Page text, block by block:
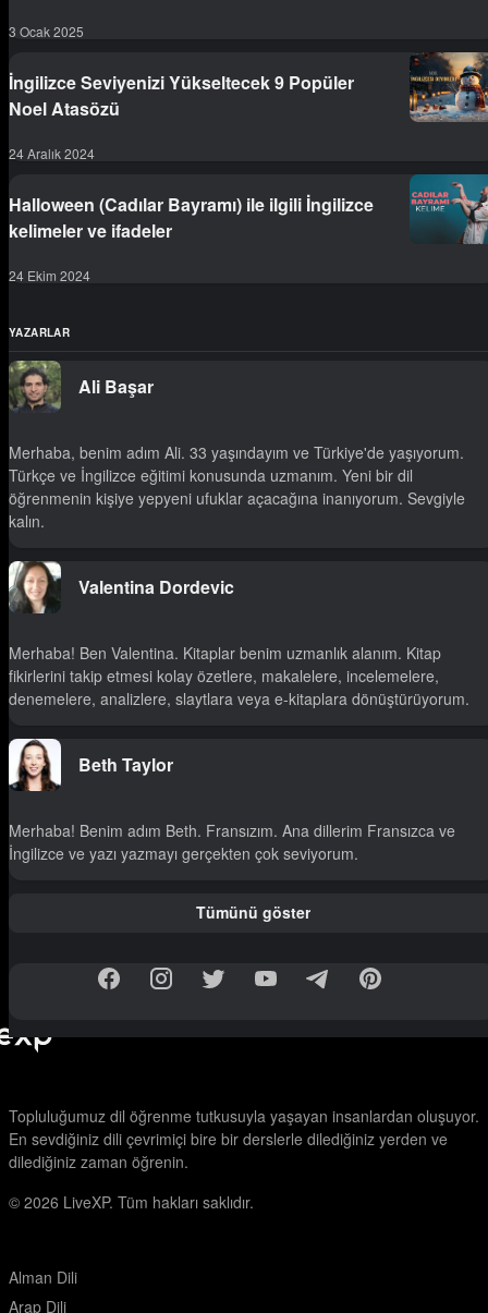
3 Ocak 2025
İngilizce Seviyenizi Yükseltecek 9 Popüler
Noel Atasözü
24 Aralık 2024
Halloween (Cadılar Bayramı) ile ilgili İngilizce
kelimeler ve ifadeler
24 Ekim 2024
YAZARLAR
Ali Başar
Merhaba, benim adım Ali. 33 yaşındayım ve Türkiye'de yaşıyorum.
Türkçe ve İngilizce eğitimi konusunda uzmanım. Yeni bir dil
öğrenmenin kişiye yepyeni ufuklar açacağına inanıyorum. Sevgiyle
kalın.
Valentina Dordevic
Merhaba! Ben Valentina. Kitaplar benim uzmanlık alanım. Kitap
fikirlerini takip etmesi kolay özetlere, makalelere, incelemelere,
denemelere, analizlere, slaytlara veya e-kitaplara dönüştürüyorum.
Beth Taylor
Merhaba! Benim adım Beth. Fransızım. Ana dillerim Fransızca ve
İngilizce ve yazı yazmayı gerçekten çok seviyorum.
Tümünü göster
Topluluğumuz dil öğrenme tutkusuyla yaşayan insanlardan oluşuyor.
En sevdiğiniz dili çevrimiçi bire bir derslerle dilediğiniz yerden ve
dilediğiniz zaman öğrenin.
© 2026 LiveXP. Tüm hakları saklıdır.
Alman Dili
Arap Dili